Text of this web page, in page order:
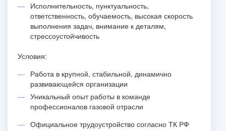
Исполнительность, пунктуальность,
ответственность, обучаемость, высокая скорость
выполнения задач, внимание к деталям,
стрессоустойчивость
Условия:
Работа в крупной, стабильной, динамично
развивающейся организации
Уникальный опыт работы в команде
профессионалов газовой отрасли
Официальное трудоустройство согласно ТК РФ